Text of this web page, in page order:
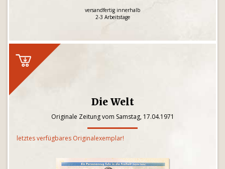
versandfertig innerhalb
2-3 Arbeitstage
Die Welt
Originale Zeitung vom Samstag, 17.04.1971
letztes verfügbares Originalexemplar!